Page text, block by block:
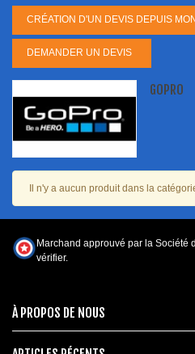
CRÉATION D'UN DEVIS DEPUIS
DEMANDER UN DEVIS
GOPRO
Il n'y a aucun produit dans la
À PROPOS DE NOUS
Marchand approuvé par la Société
vérifier.